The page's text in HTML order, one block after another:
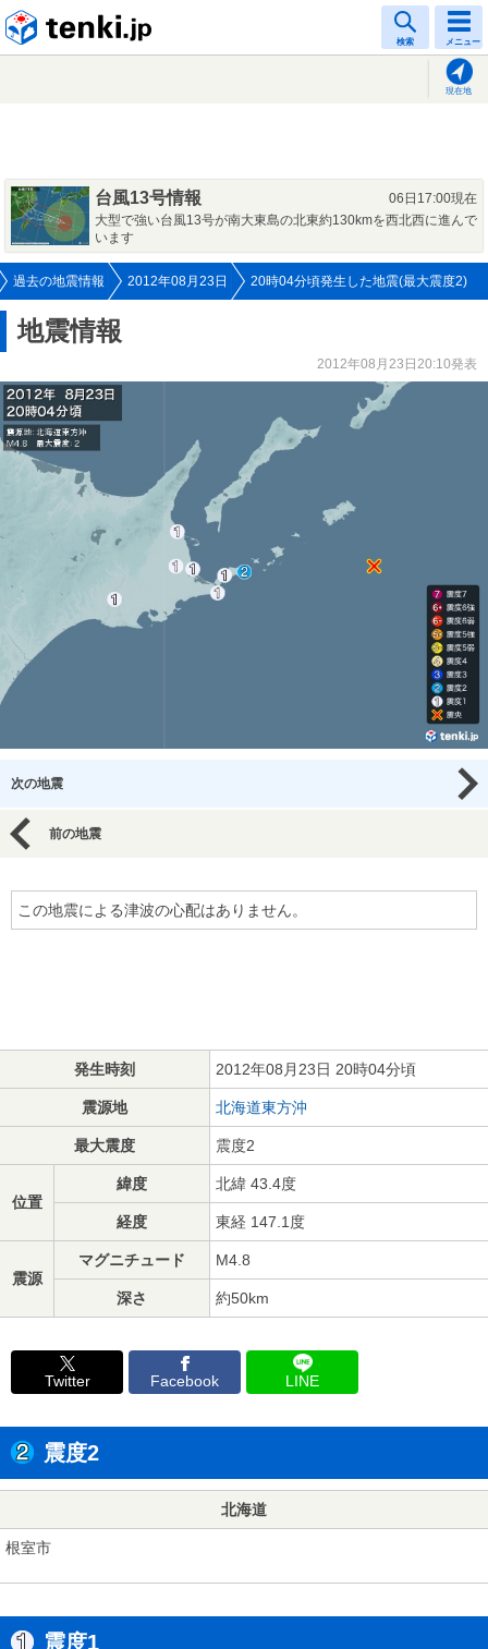
検索 メニュー
現在地
台風13号情報
06日17:00現在
大型で強い台風13号が南大東島の北東約130kmを西北西に進んで
います
過去の地震情報 2012年08月23日 20時04分頃発生した地震(最大震度2)
地震情報
2012年08月23日20:10発表
次の地震
前の地震
この地震による津波の心配はありません。
発生時刻 2012年08月23日 20時04分頃
震源地 北海道東方沖
最大震度 震度2
位置
緯度 北緯 43.4度
経度 東経 147.1度
震源
マグニチュード M4.8
深さ 約50km
Twitter Facebook LINE
震度2
北海道
根室市
震度1